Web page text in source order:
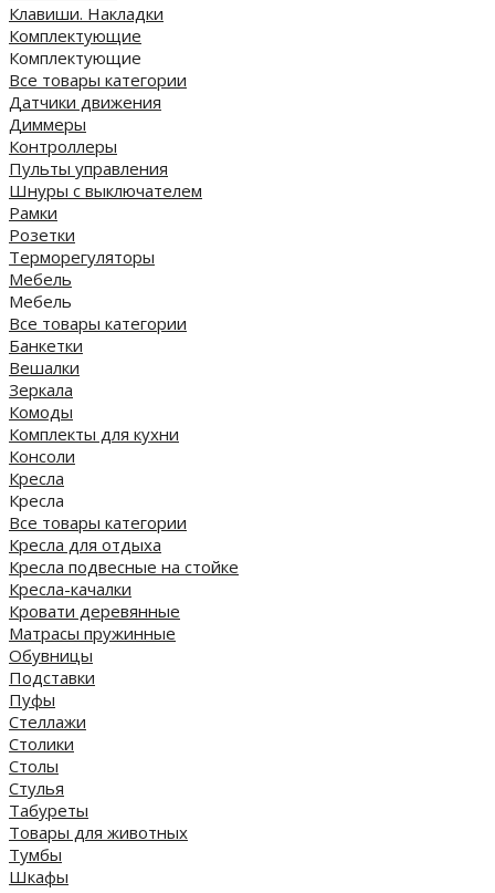
Клавиши. Накладки
Комплектующие
Комплектующие
Все товары категории
Датчики движения
Диммеры
Контроллеры
Пульты управления
Шнуры с выключателем
Рамки
Розетки
Терморегуляторы
Мебель
Мебель
Все товары категории
Банкетки
Вешалки
Зеркала
Комоды
Комплекты для кухни
Консоли
Кресла
Кресла
Все товары категории
Кресла для отдыха
Кресла подвесные на стойке
Кресла-качалки
Кровати деревянные
Матрасы пружинные
Обувницы
Подставки
Пуфы
Стеллажи
Столики
Столы
Стулья
Табуреты
Товары для животных
Тумбы
Шкафы